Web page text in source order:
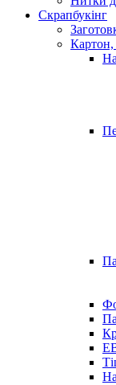
Скрапбукінг
Картон,